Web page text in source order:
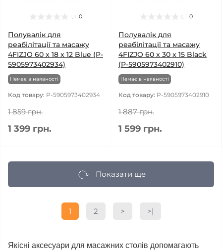
0
Полувалік для
реабілітації та масажу
4FIZJO 60 x 18 x 12 Blue (P-
5905973402934)
Немає в наявності
Код товару: P-5905973402934
1 859 грн.
1 399 грн.
0
Полувалік для
реабілітації та масажу
4FIZJO 60 x 30 x 15 Black
(P-5905973402910)
Немає в наявності
Код товару: P-5905973402910
1 887 грн.
1 599 грн.
Показати ще
1 2 > >|
Якісні аксесуари для масажних столів допомагають